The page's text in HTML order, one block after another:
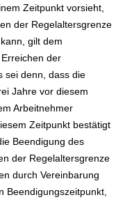
Zeitpunkt vorsieht,
der Regelaltersgrenze
gilt dem
der
sei denn, dass die
Jahre vor diesem
Arbeitnehmer
Zeitpunkt bestätigt
Beendigung des
der Regelaltersgrenze
durch Vereinbarung
Beendigungszeitpunkt,